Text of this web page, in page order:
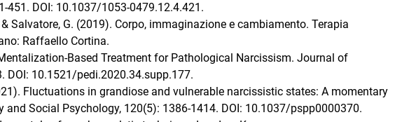
451. DOI: 10.1037/1053-0479.12.4.421.
& Salvatore, G. (2019). Corpo, immaginazione e cambiamento. Terapia
Raffaello Cortina.
Mentalization-Based Treatment for Pathological Narcissism. Journal of
DOI: 10.1521/pedi.2020.34.supp.177.
Fluctuations in grandiose and vulnerable narcissistic states: A momentary
and Social Psychology, 120(5): 1386-1414. DOI: 10.1037/pspp0000370.